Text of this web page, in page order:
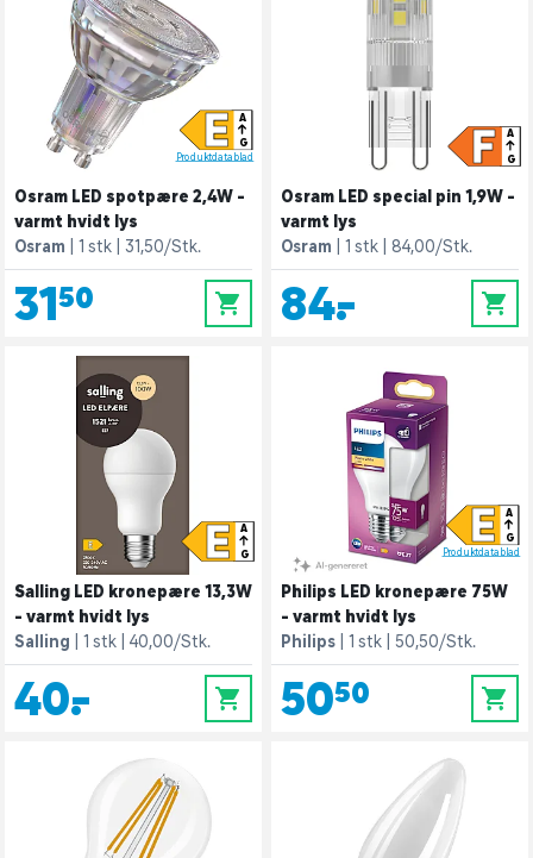
A
G
E
Produktdatablad
Osram LED spotpære 2,4W -
varmt hvidt lys
Osram
1 stk 31,50/Stk.
31,50 0
A
G
F
Osram LED special pin 1,9W -
varmt lys
Osram
1 stk 84,00/Stk.
84,- 0
A
G
E
Salling LED kronepære 13,3W
- varmt hvidt lys
Salling
1 stk 40,00/Stk.
40,- 0
A
G
E
Produktdatablad
Philips LED kronepære 75W
- varmt hvidt lys
Philips
1 stk 50,50/Stk.
50,50 0